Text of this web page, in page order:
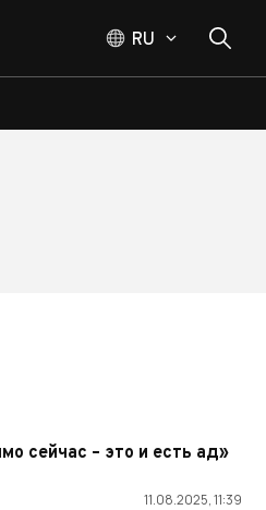
RU
сейчас – это и есть ад»
11.08.2025, 11:39